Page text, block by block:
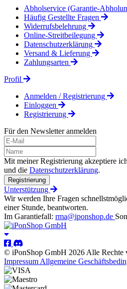
Abholservice (Garantie-
Häufig Gestellte Fragen
Widerrufsbelehrung
Online-Streitbeilegung
Datenschutzerklärung
Versand & Lieferung
Zahlungsarten
Profil
Anmelden / Registrierung
Einloggen
Registrierung
Für den Newsletter anmelden
Mit meiner Registrierung akzeptiere
und die Datenschutzerklärung.
Registrierung
Unterstützung
Wir werden Ihre Fragen
einer Stunde, beantworten.
Im Garantiefall: rma@iponshop.de
© iPonShop GmbH 2026 Alle Rechte
Impressum Allgemeine